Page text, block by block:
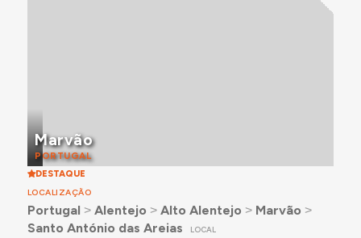
Marvão
PORTUGAL
DESTAQUE
LOCALIZAÇÃO
Portugal ˃ Alentejo ˃ Alto Alentejo ˃ Marvão ˃
Santo António das Areias
LOCAL